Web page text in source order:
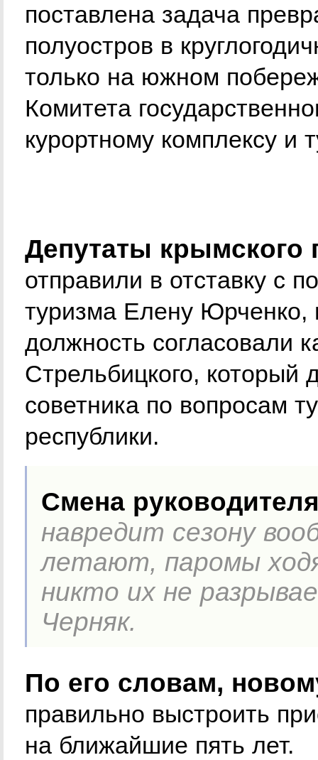
поставлена задача
полуостров в
только на южном
Комитета
курортному комплексу и
Депутаты крымского
отправили в отставку с
туризма Елену Юрченко,
должность согласовали
Стрельбицкого, который
советника по вопросам
республики.
Смена
навредит сезону
летают, паромы
никто их не
Черняк.
По его словам,
правильно выстроить
на ближайшие пять лет.